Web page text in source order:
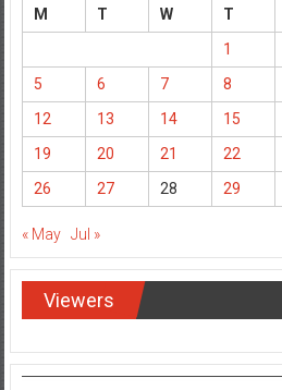
M T W T
1
5
6 7 8
12
13 14 15
19
20 21 22
26
27 28 29
« May Jul »
Viewers